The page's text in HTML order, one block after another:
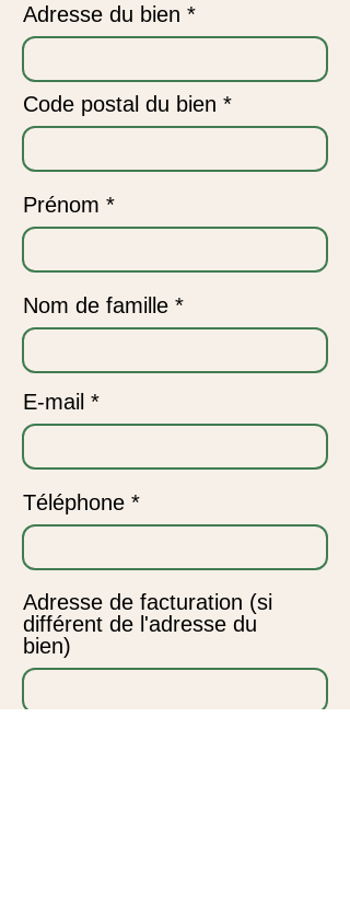
Adresse du bien *
Code postal du bien *
Prénom
Nom de famille
E-mail
Téléphone
Adresse de facturation (si
différent de l'adresse du
bien)